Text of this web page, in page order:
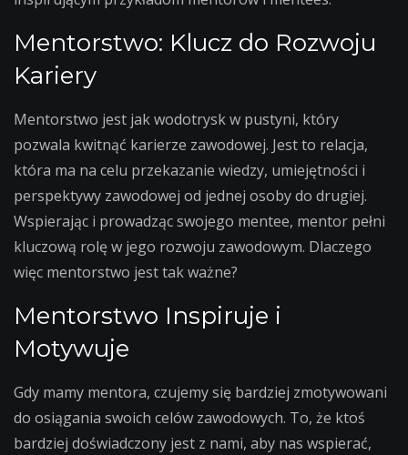
Mentorstwo: Klucz do Rozwoju
Kariery
Mentorstwo jest jak wodotrysk w pustyni, który
pozwala kwitnąć karierze zawodowej. Jest to relacja,
która ma na celu przekazanie wiedzy, umiejętności i
perspektywy zawodowej od jednej osoby do drugiej.
Wspierając i prowadząc swojego mentee, mentor pełni
kluczową rolę w jego rozwoju zawodowym. Dlaczego
więc mentorstwo jest tak ważne?
Mentorstwo Inspiruje i
Motywuje
Gdy mamy mentora, czujemy się bardziej zmotywowani
do osiągania swoich celów zawodowych. To, że ktoś
bardziej doświadczony jest z nami, aby nas wspierać,